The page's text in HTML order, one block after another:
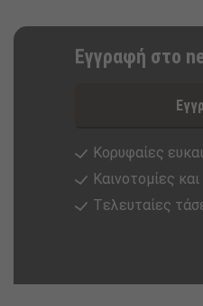
Εγγραφή στο
Κορυφαίες
Καινοτομίες
Tελευταίες